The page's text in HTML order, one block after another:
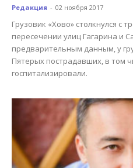
Редакция - 02 ноября 2017
Грузовик «Хово» столкнулся с
пересечении улиц Гагарина и
предварительным данным, у
Пятерых пострадавших, в том
госпитализировали.